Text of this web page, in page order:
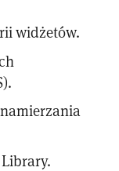
widżetów.